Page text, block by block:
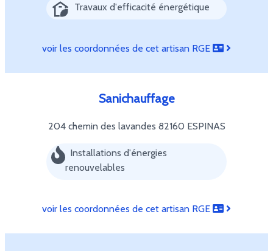
Travaux d'efficacité énergétique
voir les coordonnées de cet artisan RGE
Sanichauffage
204 chemin des lavandes 82160 ESPINAS
Installations d'énergies
renouvelables
voir les coordonnées de cet artisan RGE